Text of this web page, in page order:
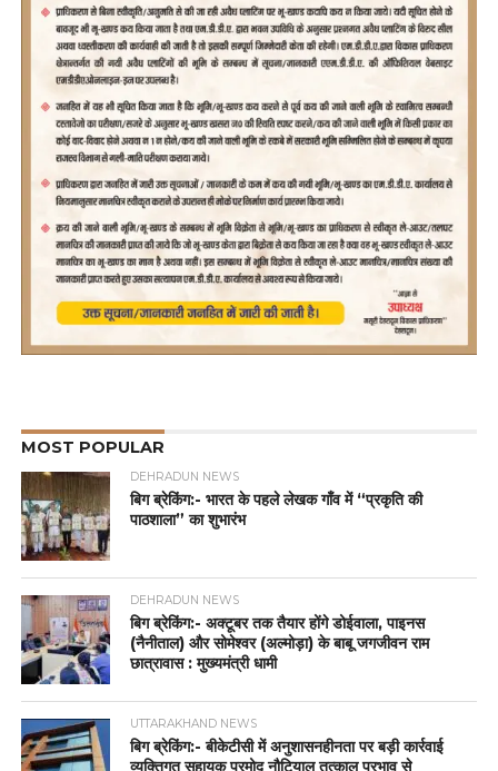
MOST POPULAR
DEHRADUN NEWS
बिग ब्रेकिंग:- भारत के पहले लेखक गाँव में “प्रकृति की
पाठशाला” का शुभारंभ
DEHRADUN NEWS
बिग ब्रेकिंग:- अक्टूबर तक तैयार होंगे डोईवाला, पाइनस
(नैनीताल) और सोमेश्वर (अल्मोड़ा) के बाबू जगजीवन राम
छात्रावास : मुख्यमंत्री धामी
UTTARAKHAND NEWS
बिग ब्रेकिंग:- बीकेटीसी में अनुशासनहीनता पर बड़ी कार्रवाई